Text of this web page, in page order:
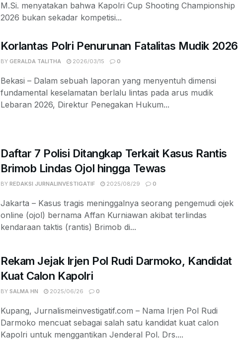
M.Si. menyatakan bahwa Kapolri Cup Shooting Championship
2026 bukan sekadar kompetisi...
Korlantas Polri Penurunan Fatalitas Mudik 2026
BY GERALDA TALITHA 2026/03/15 0
Bekasi – Dalam sebuah laporan yang menyentuh dimensi
fundamental keselamatan berlalu lintas pada arus mudik
Lebaran 2026, Direktur Penegakan Hukum...
Daftar 7 Polisi Ditangkap Terkait Kasus Rantis
Brimob Lindas Ojol hingga Tewas
BY REDAKSI JURNALINVESTIGATIF 2025/08/29 0
Jakarta – Kasus tragis meninggalnya seorang pengemudi ojek
online (ojol) bernama Affan Kurniawan akibat terlindas
kendaraan taktis (rantis) Brimob di...
Rekam Jejak Irjen Pol Rudi Darmoko, Kandidat
Kuat Calon Kapolri
BY SALMA HN 2025/06/26 0
Kupang, Jurnalismeinvestigatif.com – Nama Irjen Pol Rudi
Darmoko mencuat sebagai salah satu kandidat kuat calon
Kapolri untuk menggantikan Jenderal Pol. Drs....